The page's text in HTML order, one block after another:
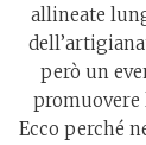
allineate
però un
promuovere
Ecco perché